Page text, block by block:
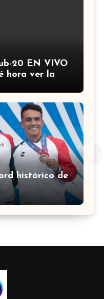
20 EN VIVO
hora ver la
histórico de
Caribe